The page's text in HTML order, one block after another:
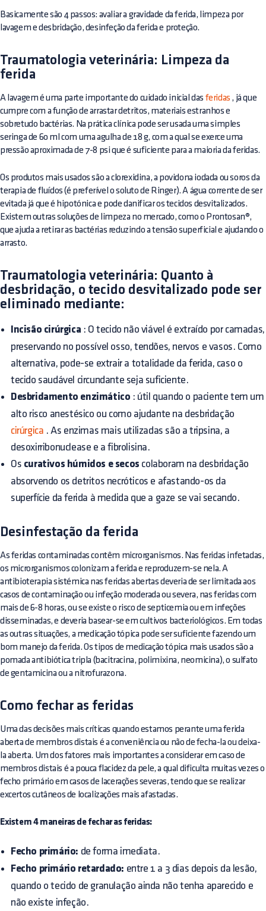
Basicamente são 4 passos: avaliar a gravidade da ferida, limpeza por
lavagem e desbridação, desinfeção da ferida e proteção.
Traumatologia veterinária: Limpeza da
ferida
A lavagem é uma parte importante do cuidado inicial das feridas , já que
cumpre com a função de arrastar detritos, materiais estranhos e
sobretudo bactérias. Na prática clínica pode ser usada uma simples
seringa de 60 ml com uma agulha de 18 g, com a qual se exerce uma
pressão aproximada de 7-8 psi que é suficiente para a maioria da feridas.
Os produtos mais usados são a clorexidina, a povidona iodada ou soros da
terapia de fluídos (é preferível o soluto de Ringer). A água corrente de ser
evitada já que é hipotónica e pode danificar os tecidos desvitalizados.
Existem outras soluções de limpeza no mercado, como o Prontosan®,
que ajuda a retirar as bactérias reduzindo a tensão superficial e ajudando o
arrasto.
Traumatologia veterinária: Quanto à
desbridação, o tecido desvitalizado pode ser
eliminado mediante:
Incisão cirúrgica : O tecido não viável é extraído por camadas,
preservando no possível osso, tendões, nervos e vasos. Como
alternativa, pode-se extrair a totalidade da ferida, caso o
tecido saudável circundante seja suficiente.
Desbridamento enzimático : útil quando o paciente tem um
alto risco anestésico ou como ajudante na desbridação
cirúrgica . As enzimas mais utilizadas são a tripsina, a
desoxirribonuclease e a fibrolisina.
Os curativos húmidos e secos colaboram na desbridação
absorvendo os detritos necróticos e afastando-os da
superfície da ferida à medida que a gaze se vai secando.
Desinfestação da ferida
As feridas contaminadas contêm microrganismos. Nas feridas infetadas,
os microrganismos colonizam a ferida e reproduzem-se nela. A
antibioterapia sistémica nas feridas abertas deveria de ser limitada aos
casos de contaminação ou infeção moderada ou severa, nas feridas com
mais de 6-8 horas, ou se existe o risco de septicemia ou em infeções
disseminadas, e deveria basear-se em cultivos bacteriológicos. Em todas
as outras situações, a medicação tópica pode ser suficiente fazendo um
bom manejo da ferida. Os tipos de medicação tópica mais usados são a
pomada antibiótica tripla (bacitracina, polimixina, neomicina), o sulfato
de gentamicina ou a nitrofurazona.
Como fechar as feridas
Uma das decisões mais críticas quando estamos perante uma ferida
aberta de membros distais é a conveniência ou não de fecha-la ou deixa-
la aberta. Um dos fatores mais importantes a considerar em caso de
membros distais é a pouca flacidez da pele, a qual dificulta muitas vezes o
fecho primário em casos de lacerações severas, tendo que se realizar
excertos cutâneos de localizações mais afastadas.
Existem 4 maneiras de fechar as feridas:
Fecho primário: de forma imediata.
Fecho primário retardado: entre 1 a 3 dias depois da lesão,
quando o tecido de granulação ainda não tenha aparecido e
não existe infeção.